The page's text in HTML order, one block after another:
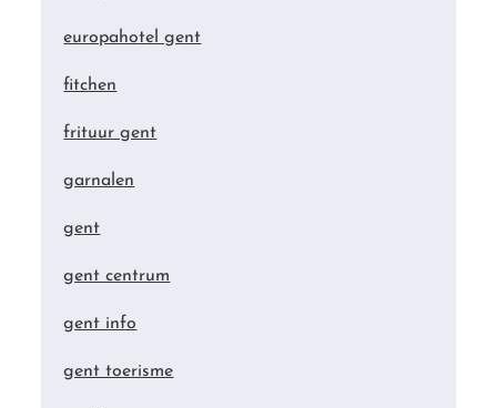
europahotel gent
fitchen
frituur gent
garnalen
gent
gent centrum
gent info
gent toerisme